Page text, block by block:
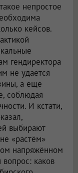
непростое
кейсов.
гендиректора
не удаётся
а ещё
соблюдая
И кстати,
выбирают
«растём»
напряжённом
каков